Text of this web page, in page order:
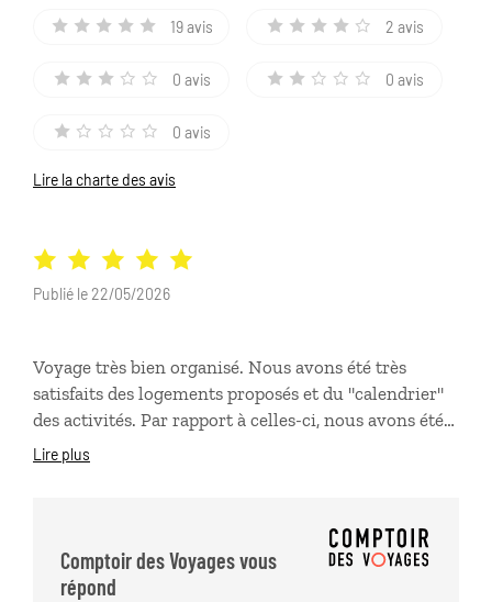
19 avis 2 avis
0 avis 0 avis
0 avis
Lire la charte des avis
Voyage très bien organisé. Nous avons été très
satisfaits des logements proposés et du "calendrier"
des activités. Par rapport à celles-ci, nous avons été
globalement contents, sauf pour une activité qui
disponibilité de l'agence sur place. Voyage
inoubliable, on y retournera.
Lire plus
Publié le 22/05/2026
Comptoir des Voyages vous
répond